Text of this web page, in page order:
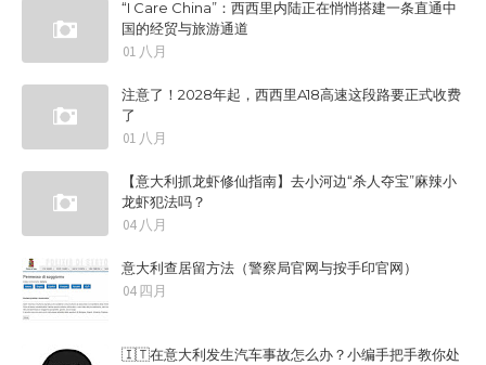
“I Care China”：西西里内陆正在悄悄搭建一条直通中
国的经贸与旅游通道
01 八月
注意了！2028年起，西西里A18高速这段路要正式收费
了
01 八月
【意大利抓龙虾修仙指南】去小河边“杀人夺宝”麻辣小
龙虾犯法吗？
04 八月
意大利查居留方法（警察局官网与按手印官网）
04 四月
🇮🇹在意大利发生汽车事故怎么办？小编手把手教你处